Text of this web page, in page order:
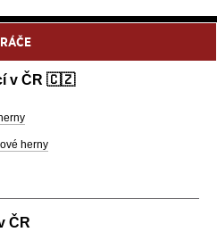
v ČR 🇨🇿
herny
ČR